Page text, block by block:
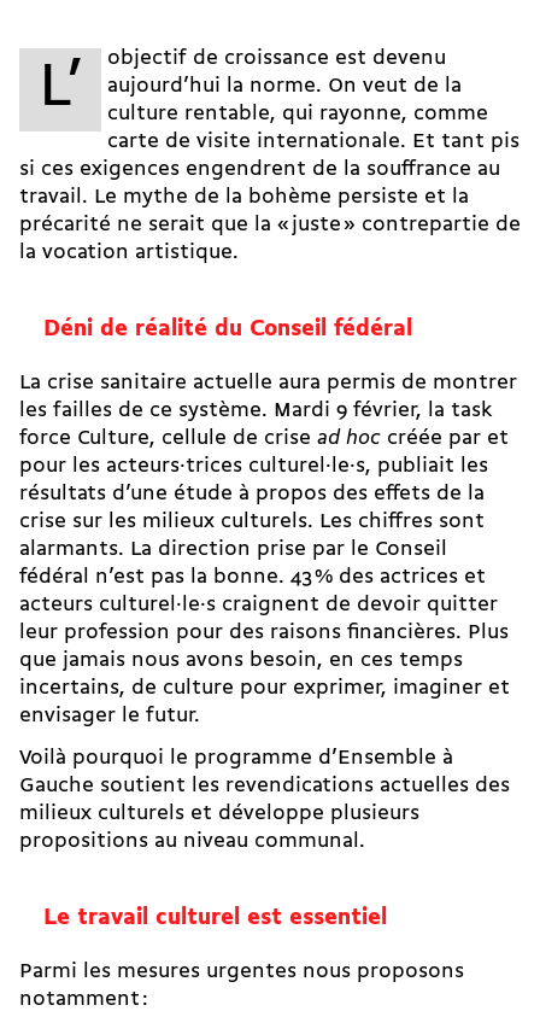
L’
objectif de croissance est devenu
aujourd’hui la norme. On veut de la
culture rentable, qui rayonne, comme
carte de visite internationale. Et tant pis
si ces exigences engendrent de la souffrance au
travail. Le mythe de la bohème persiste et la
précarité ne serait que la « juste » contrepartie de
la vocation artistique.
Déni de réalité du Conseil fédéral
La crise sanitaire actuelle aura permis de montrer
les failles de ce système. Mardi 9 février, la task
force Culture, cellule de crise ad hoc créée par et
pour les acteurs·trices culturel·le·s, publiait les
résultats d’une étude à propos des effets de la
crise sur les milieux culturels. Les chiffres sont
alarmants. La direction prise par le Conseil
fédéral n’est pas la bonne. 43 % des actrices et
acteurs culturel·le·s craignent de devoir quitter
leur profession pour des raisons financières. Plus
que jamais nous avons besoin, en ces temps
incertains, de culture pour exprimer, imaginer et
envisager le futur.
Voilà pourquoi le programme d’Ensemble à
Gauche soutient les revendications actuelles des
milieux culturels et développe plusieurs
propositions au niveau communal.
Le travail culturel est essentiel
Parmi les mesures urgentes nous proposons
notamment :